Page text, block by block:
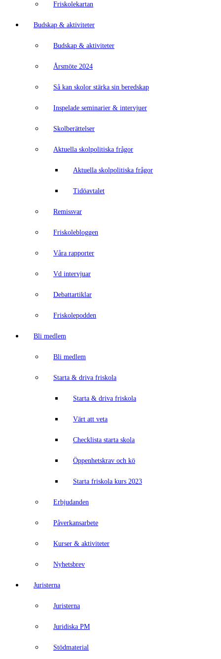
Friskolekartan
Budskap & aktiviteter
Budskap & aktiviteter
Årsmöte 2024
Så kan skolor stärka sin beredskap
Inspelade seminarier & intervjuer
Skolberättelser
Aktuella skolpolitiska frågor
Aktuella skolpolitiska frågor
Tidöavtalet
Remissvar
Friskolebloggen
Våra rapporter
Vd intervjuar
Debattartiklar
Friskolepodden
Bli medlem
Bli medlem
Starta & driva friskola
Starta & driva friskola
Värt att veta
Checklista starta skola
Öppenhetskrav och kö
Starta friskola kurs 2023
Erbjudanden
Påverkansarbete
Kurser & aktiviteter
Nyhetsbrev
Juristerna
Juristerna
Juridiska PM
Stödmaterial